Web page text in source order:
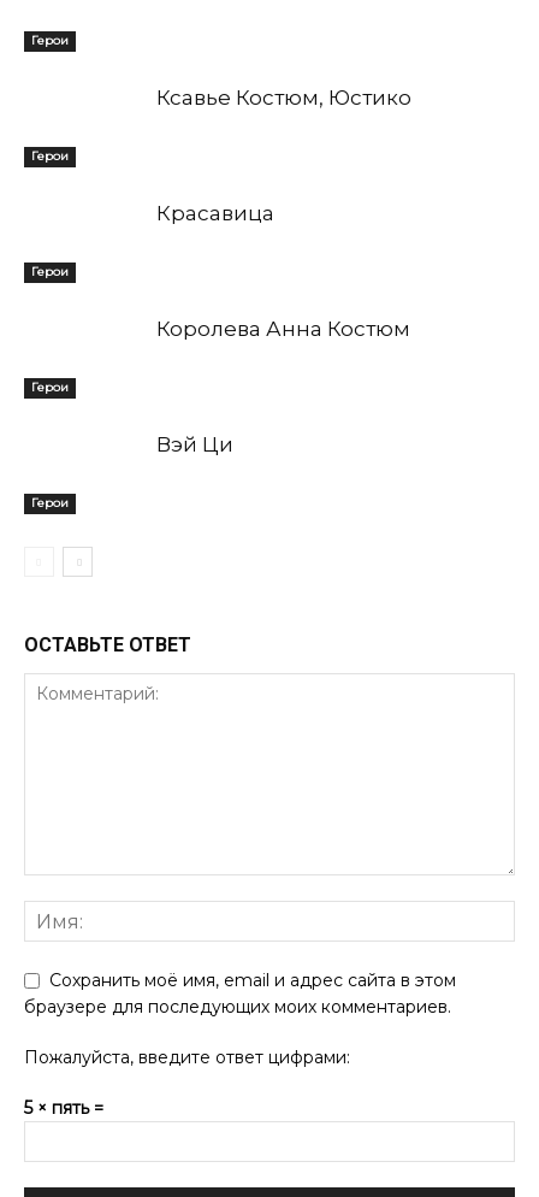
Герои
Герои
Ксавье Костюм, Юстико
Герои
Красавица
Герои
Королева Анна Костюм
Герои
Вэй Ци
ОСТАВЬТЕ ОТВЕТ
Сохранить моё имя, email и адрес сайта в этом
браузере для последующих моих комментариев.
Пожалуйста, введите ответ цифрами:
5 × пять =